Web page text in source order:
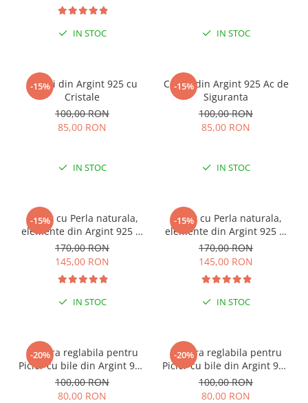
IN STOC IN STOC
-15%
Cercei din Argint 925 cu
Cristale
100,00 RON
85,00 RON
IN STOC
-15%
Cercei din Argint 925 Ac de
Siguranta
100,00 RON
85,00 RON
IN STOC
-15%
Colier cu Perla naturala,
elemente din Argint 925 si
margele Miyuki, multicolor
170,00 RON
145,00 RON
IN STOC
-15%
Colier cu Perla naturala,
elemente din Argint 925 si
margele Miyuki, verde/kiwi
170,00 RON
145,00 RON
IN STOC
-20%
Bratara reglabila pentru
Picior cu bile din Argint 925
si margele Miyuki rosii
100,00 RON
80,00 RON
-20%
Bratara reglabila pentru
Picior cu bile din Argint 925
si margele Miyuki verzi
100,00 RON
80,00 RON